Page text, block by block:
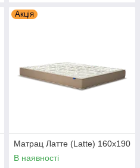
Акція
Матрац Латте (Latte) 160х190
В наявності